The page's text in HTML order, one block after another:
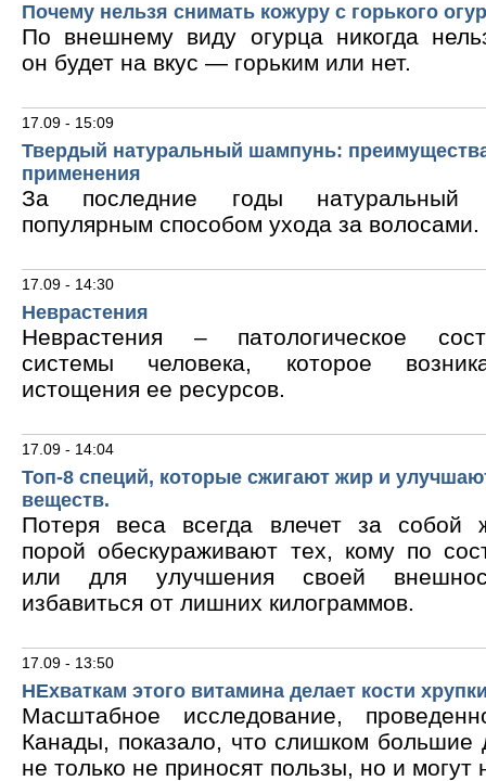
Почему нельзя снимать кожуру с горького
По внешнему виду огурца никогда
он будет на вкус — горьким или нет.
17.09 - 15:09
Твердый натуральный шампунь:
применения
За последние годы натуральный
популярным способом ухода за волосами.
17.09 - 14:30
Неврастения
Неврастения – патологическое
системы человека, которое
истощения ее ресурсов.
17.09 - 14:04
Топ-8 специй, которые сжигают жир и
веществ.
Потеря веса всегда влечет за собой
порой обескураживают тех, кому по
или для улучшения своей
избавиться от лишних килограммов.
17.09 - 13:50
НЕхваткам этого витамина делает кости
Масштабное исследование,
Канады, показало, что слишком большие
не только не приносят пользы, но и могут